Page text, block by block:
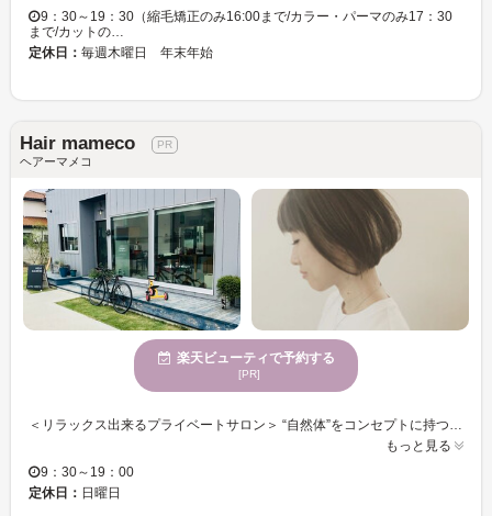
9：30～19：30（縮毛矯正のみ16:00まで/カラー・パーマのみ17：30
まで/カットの…
定休日： 毎週木曜日 年末年始
Hair mameco
ヘアーマメコ
楽天ビューティで予約する
[PR]
＜リラックス出来るプライベートサロン＞ “自然体”をコンセプトに持つ【hair mameco​​（ヘアーマメコ）】は、ゲストとスタッフがより自然体でいられるよう、落ち着きのある空間を心がけ、丁寧なカウンセリングと、髪と頭皮と体に良い材料だけをこだわって使用し、“理想のデザイン”をカタチにするヘアサロンです。 hair mamecoは、予約制の小さなサロンなので、大型店が苦手な方や周りを気にせずサロンタイムを過ごしたいと言った方におススメです☆ また、余裕を持って予約を取っている為、時間を気にせずゆっくりと髪の悩みや理想のデザインが出来ます。 また、群馬でも数少ないイタリアオーガニックの商材（O-WAY）を取り扱っている為、地肌が弱い方でも安心してお任せください。 人にも地球にもやさしい eco & organic salon hair mamecoにぜひいらしてください。 ☆９月より月、水、金曜日ナイトmameco始めます。夜９時まで営業延長いたします。 土曜日が人気で予約が取りづらい為、延長営業を決めました。 お気軽にご予約ください！
もっと見る
9：30～19：00
定休日： 日曜日